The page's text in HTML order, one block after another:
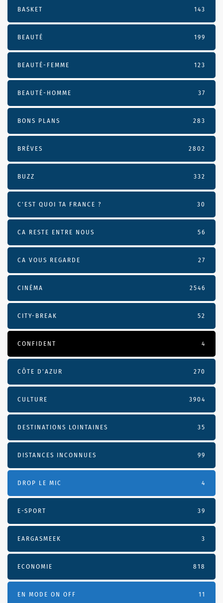
BASKET 143
BEAUTÉ 199
BEAUTÉ-FEMME 123
BEAUTÉ-HOMME 37
BONS PLANS 283
BRÈVES 2802
BUZZ 332
C'EST QUOI TA FRANCE ? 30
CA RESTE ENTRE NOUS 56
CA VOUS REGARDE 27
CINÉMA 2546
CITY-BREAK 52
CONFIDENT 4
CÔTE D’AZUR 270
CULTURE 3904
DESTINATIONS LOINTAINES 35
DISTANCES INCONNUES 99
DROP LE MIC 4
E-SPORT 39
EARGASMEEK 3
ECONOMIE 818
EN MODE ON OFF 11